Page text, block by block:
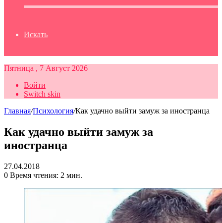
Искать
Пятница , 7 Август 2026
Войти
Switch skin
Главная/Психология/Как удачно выйти замуж за иностранца
Как удачно выйти замуж за
иностранца
27.04.2018
0 Время чтения: 2 мин.